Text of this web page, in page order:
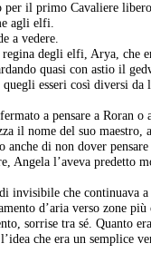
per il primo Cavaliere
agli elfi.
a vedere.
degli elfi, Arya, che
quasi con astio il
esseri così diversi da
a pensare a Roran o
il nome del suo maestro,
di non dover
Angela l’aveva predetto
invisibile che continuava
d’aria verso zone
sorrise tra sé. Quanto
che era un semplice